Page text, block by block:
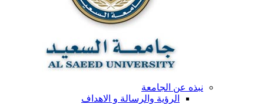
نبذه عن الجامعة
الرؤية والرسالة و الاهداف